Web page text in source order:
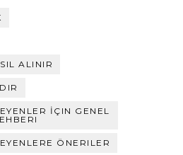
ALINIR
İÇIN GENEL
ÖNERILER